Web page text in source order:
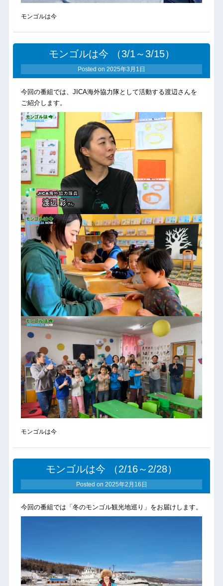
モンゴルは今
モンゴルは今 （3/1～3/15）
Posted on 2025年3月1日
今回の番組では、JICA海外協力隊として活動する渡辺さんを
ご紹介します。
モンゴルは今
モンゴルは今 （2/16～2/28）
Posted on 2025年2月16日
今回の番組では「冬のモンゴル観光地巡り」をお届けします。